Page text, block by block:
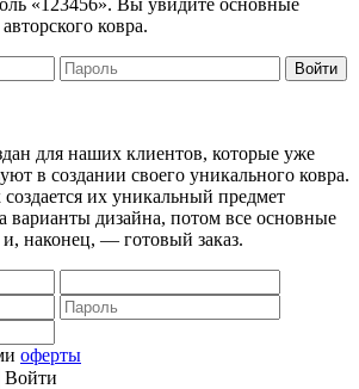
ковра.
для наших клиентов, которые уже
в создании своего уникального ковра.
создается их уникальный предмет
варианты дизайна, потом все основные
наконец, — готовый заказ.
оферты
Войти